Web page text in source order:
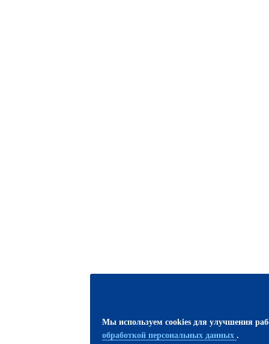
Мы используем cookies для улучшения
обработкой персональных данных .